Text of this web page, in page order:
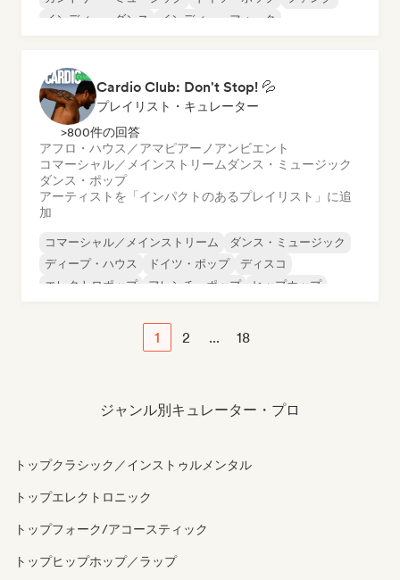
インディー・ダンス
インディー・フォーク
Cardio Club: Don't Stop! 💦
プレイリスト・キュレーター
>800件の回答
アフロ・ハウス／アマピアーノ アンビエント
コマーシャル／メインストリーム ダンス・ミュージック
ダンス・ポップ
アーティストを「インパクトのあるプレイリスト」に追
加
コマーシャル／メインストリーム
ダンス・ミュージック
ディープ・ハウス
ドイツ・ポップ
ディスコ
エレクトロポップ
フレンチ・ポップ ヒップホップ
1 2 ... 18
ジャンル別キュレーター・プロ
トップクラシック／インストゥルメンタル
トップエレクトロニック
トップフォーク/アコースティック
トップヒップホップ／ラップ